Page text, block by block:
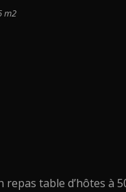
m2
table d’hôtes à